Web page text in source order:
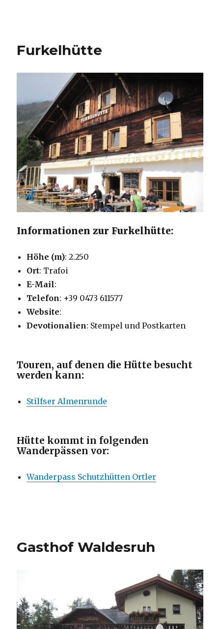
Furkelhütte
Informationen zur Furkelhütte:
Höhe (m): 2.250
Ort: Trafoi
E-Mail:
Telefon: +39 0473 611577
Website:
Devotionalien: Stempel und Postkarten
Touren, auf denen die Hütte besucht
werden kann:
Stilfser Almenrunde
Hütte kommt in folgenden
Wanderpässen vor:
Wanderpass Schutzhütten Ortler
Gasthof Waldesruh